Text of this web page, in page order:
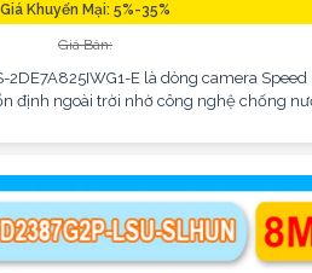
Giá Khuyến Mại: 5%-35%
Giá Bán:
2DE7A825IWG1-E là dòng camera
định ngoài trời nhờ công nghệ chống